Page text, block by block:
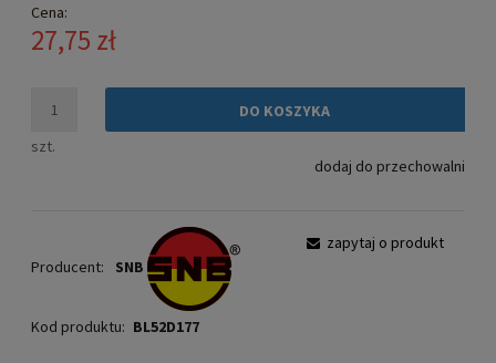
Cena:
27,75 zł
szt.
DO KOSZYKA
dodaj do przechowalni
Producent: SNB
Kod produktu: BL52D177
zapytaj o produkt